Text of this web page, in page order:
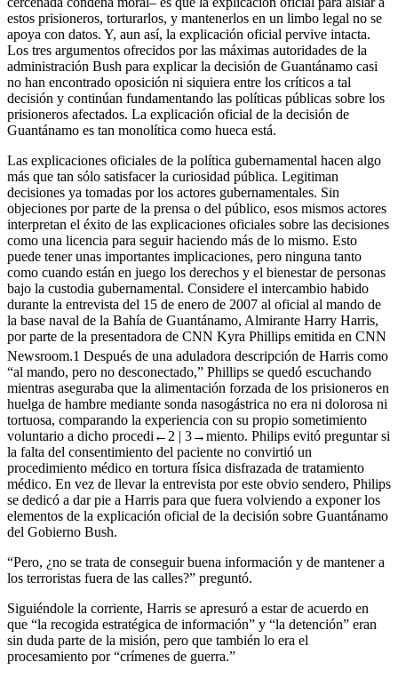
estos prisioneros, torturarlos, y mantenerlos en un limbo legal no se
apoya con datos. Y, aun así, la explicación oficial pervive intacta.
Los tres argumentos ofrecidos por las máximas autoridades de la
administración Bush para explicar la decisión de Guantánamo casi
no han encontrado oposición ni siquiera entre los críticos a tal
decisión y continúan fundamentando las políticas públicas sobre los
prisioneros afectados. La explicación oficial de la decisión de
Guantánamo es tan monolítica como hueca está.
Las explicaciones oficiales de la política gubernamental hacen algo
más que tan sólo satisfacer la curiosidad pública. Legitiman
decisiones ya tomadas por los actores gubernamentales. Sin
objeciones por parte de la prensa o del público, esos mismos actores
interpretan el éxito de las explicaciones oficiales sobre las decisiones
como una licencia para seguir haciendo más de lo mismo. Esto
puede tener unas importantes implicaciones, pero ninguna tanto
como cuando están en juego los derechos y el bienestar de personas
bajo la custodia gubernamental. Considere el intercambio habido
durante la entrevista del 15 de enero de 2007 al oficial al mando de
la base naval de la Bahía de Guantánamo, Almirante Harry Harris,
por parte de la presentadora de CNN Kyra Phillips emitida en CNN
Newsroom.1 Después de una aduladora descripción de Harris como
“al mando, pero no desconectado,” Phillips se quedó escuchando
mientras aseguraba que la alimentación forzada de los prisioneros en
huelga de hambre mediante sonda nasogástrica no era ni dolorosa ni
tortuosa, comparando la experiencia con su propio sometimiento
voluntario a dicho procedi ←2 | 3→miento. Philips evitó preguntar si
la falta del consentimiento del paciente no convirtió un
procedimiento médico en tortura física disfrazada de tratamiento
médico. En vez de llevar la entrevista por este obvio sendero, Philips
se dedicó a dar pie a Harris para que fuera volviendo a exponer los
elementos de la explicación oficial de la decisión sobre Guantánamo
del Gobierno Bush.
“Pero, ¿no se trata de conseguir buena información y de mantener a
los terroristas fuera de las calles?” preguntó.
Siguiéndole la corriente, Harris se apresuró a estar de acuerdo en
que “la recogida estratégica de información” y “la detención” eran
sin duda parte de la misión, pero que también lo era el
procesamiento por “crímenes de guerra.”